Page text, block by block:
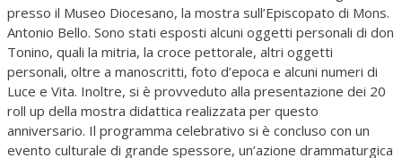
presso il Museo Diocesano, la mostra sull’Episcopato di Mons.
Antonio Bello. Sono stati esposti alcuni oggetti personali di don
Tonino, quali la mitria, la croce pettorale, altri oggetti
personali, oltre a manoscritti, foto d’epoca e alcuni numeri di
Luce e Vita. Inoltre, si è provveduto alla presentazione dei 20
roll up della mostra didattica realizzata per questo
anniversario. Il programma celebrativo si è concluso con un
evento culturale di grande spessore, un’azione drammaturgica